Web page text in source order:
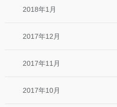
2018年1月
2017年12月
2017年11月
2017年10月